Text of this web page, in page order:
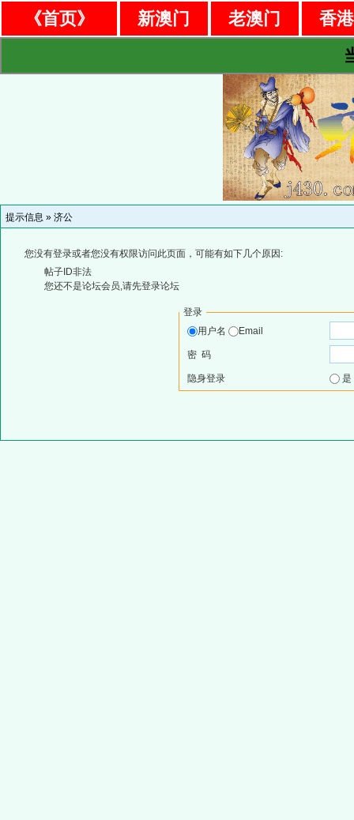
《首页》 新澳门 老澳门
香
提示信息 » 济公
您没有登录或者您没有权限访问此页面，可能有如下几个原因:
帖子ID非法
您还不是论坛会员,请先登录论坛
登录
用户名
Email
密 码
隐身登录